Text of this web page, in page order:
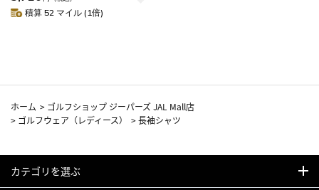
積算 52 マイル (1倍)
ホーム > ゴルフショップ ジーパーズ JAL Mall店
> ゴルフウェア（レディース） >長袖シャツ
カテゴリを選ぶ